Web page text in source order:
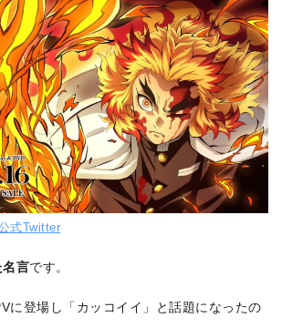
式Twitter
言です。
に登場し「カッコイイ」と話題になったの